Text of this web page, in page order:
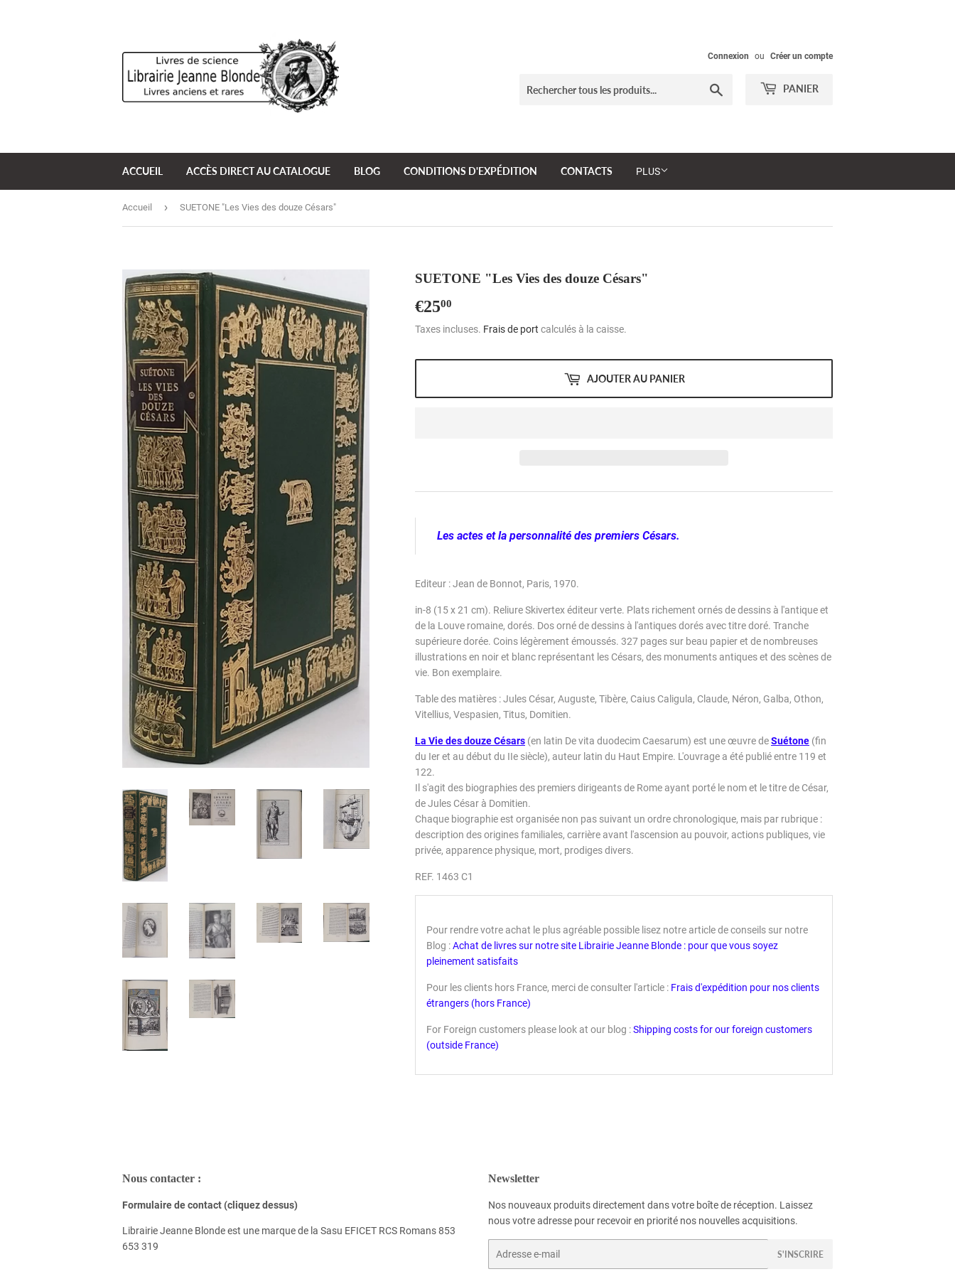
Connexion ou Créer un compte
Chercher PANIER
ACCUEIL ACCÈS DIRECT AU CATALOGUE BLOG CONDITIONS D'EXPÉDITION CONTACTS PLUS
Accueil › SUETONE "Les Vies des douze Césars"
SUETONE "Les Vies des douze Césars"
€2500
Taxes incluses. Frais de port calculés à la caisse.
AJOUTER AU PANIER
Les actes et la personnalité des premiers Césars.
Editeur : Jean de Bonnot, Paris, 1970.
in-8 (15 x 21 cm). Reliure Skivertex éditeur verte. Plats richement ornés de dessins à l'antique et
de la Louve romaine, dorés. Dos orné de dessins à l'antiques dorés avec titre doré. Tranche
supérieure dorée. Coins légèrement émoussés. 327 pages sur beau papier et de nombreuses
illustrations en noir et blanc représentant les Césars, des monuments antiques et des scènes de
vie. Bon exemplaire.
Table des matières : Jules César, Auguste, Tibère, Caius Caligula, Claude, Néron, Galba, Othon,
Vitellius, Vespasien, Titus, Domitien.
La Vie des douze Césars (en latin De vita duodecim Caesarum) est une œuvre deSuétone (fin
du Ier et au début du IIe siècle), auteur latin du Haut Empire. L'ouvrage a été publié entre 119 et
122.
Il s'agit des biographies des premiers dirigeants de Rome ayant porté le nom et le titre de César,
de Jules César à Domitien.
Chaque biographie est organisée non pas suivant un ordre chronologique, mais par rubrique :
description des origines familiales, carrière avant l'ascension au pouvoir, actions publiques, vie
privée, apparence physique, mort, prodiges divers.
REF. 1463 C1
Pour rendre votre achat le plus agréable possible lisez notre article de conseils sur notre
Blog :Achat de livres sur notre site Librairie Jeanne Blonde : pour que vous soyez
pleinement satisfaits
Pour les clients hors France, merci de consulter l'article : Frais d'expédition pour nos clients
étrangers (hors France)
For Foreign customers please look at our blog :Shipping costs for our foreign customers
(outside France)
Nous contacter :
Formulaire de contact (cliquez dessus)
Librairie Jeanne Blonde est une marque de la Sasu EFICET RCS Romans 853
653 319
Newsletter
Nos nouveaux produits directement dans votre boîte de réception. Laissez
nous votre adresse pour recevoir en priorité nos nouvelles acquisitions.
S'INSCRIRE